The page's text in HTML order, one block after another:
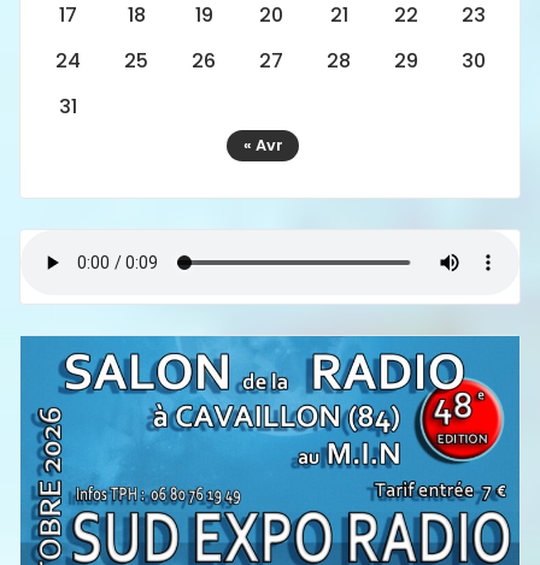
17
18 19 20 21 22
23
24
25 26 27 28 29
30
31
« Avr